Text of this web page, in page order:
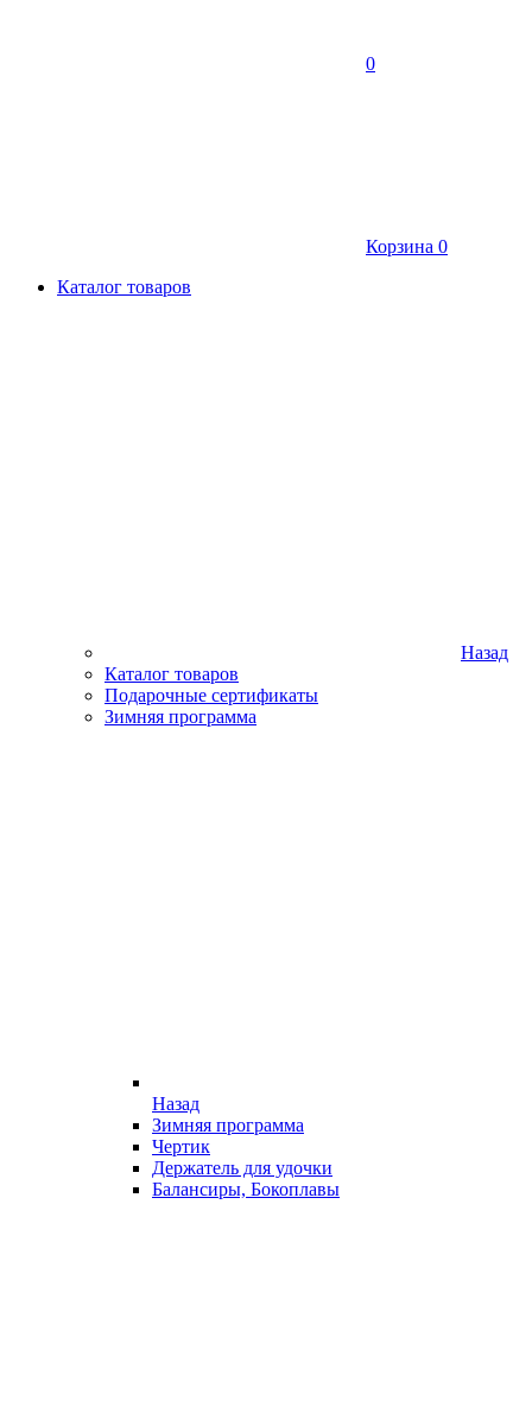
0
Корзина 0
Каталог товаров
Назад
Каталог товаров
Подарочные сертификаты
Зимняя программа
Назад
Зимняя программа
Чертик
Держатель для удочки
Балансиры, Бокоплавы